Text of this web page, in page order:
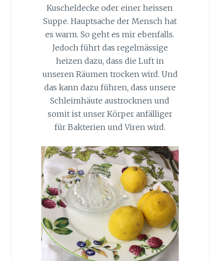
Kuscheldecke oder einer heissen
Suppe. Hauptsache der Mensch hat
es warm. So geht es mir ebenfalls.
Jedoch führt das regelmässige
heizen dazu, dass die Luft in
unseren Räumen trocken wird. Und
das kann dazu führen, dass unsere
Schleimhäute austrocknen und
somit ist unser Körper anfälliger
für Bakterien und Viren wird.